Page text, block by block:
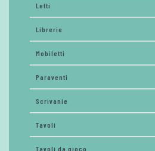
Letti
Librerie
Mobiletti
Paraventi
Scrivanie
Tavoli
Tavoli da gioco